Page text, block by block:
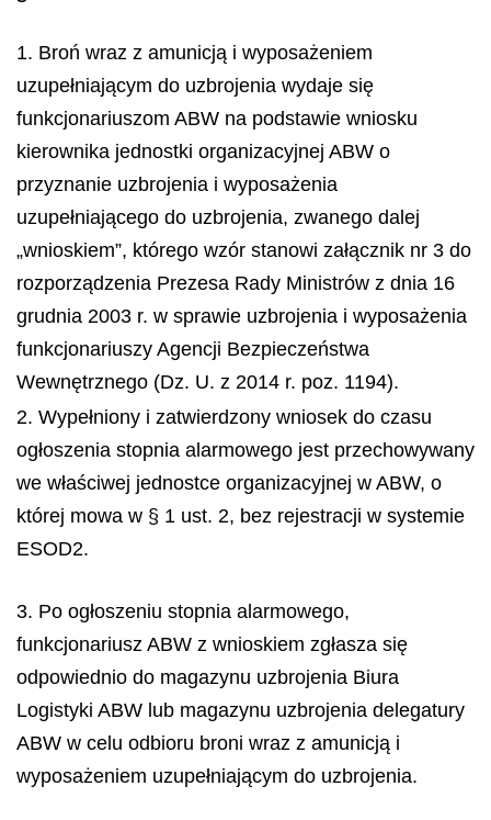
1. Broń wraz z amunicją i wyposażeniem
uzupełniającym do uzbrojenia wydaje się
funkcjonariuszom ABW na podstawie wniosku
kierownika jednostki organizacyjnej ABW o
przyznanie uzbrojenia i wyposażenia
uzupełniającego do uzbrojenia, zwanego dalej
„wnioskiem”, którego wzór stanowi załącznik nr 3 do
rozporządzenia Prezesa Rady Ministrów z dnia 16
grudnia 2003 r. w sprawie uzbrojenia i wyposażenia
funkcjonariuszy Agencji Bezpieczeństwa
Wewnętrznego (Dz. U. z 2014 r. poz. 1194).
2. Wypełniony i zatwierdzony wniosek do czasu
ogłoszenia stopnia alarmowego jest przechowywany
we właściwej jednostce organizacyjnej w ABW, o
której mowa w § 1 ust. 2, bez rejestracji w systemie
ESOD2.
3. Po ogłoszeniu stopnia alarmowego,
funkcjonariusz ABW z wnioskiem zgłasza się
odpowiednio do magazynu uzbrojenia Biura
Logistyki ABW lub magazynu uzbrojenia delegatury
ABW w celu odbioru broni wraz z amunicją i
wyposażeniem uzupełniającym do uzbrojenia.